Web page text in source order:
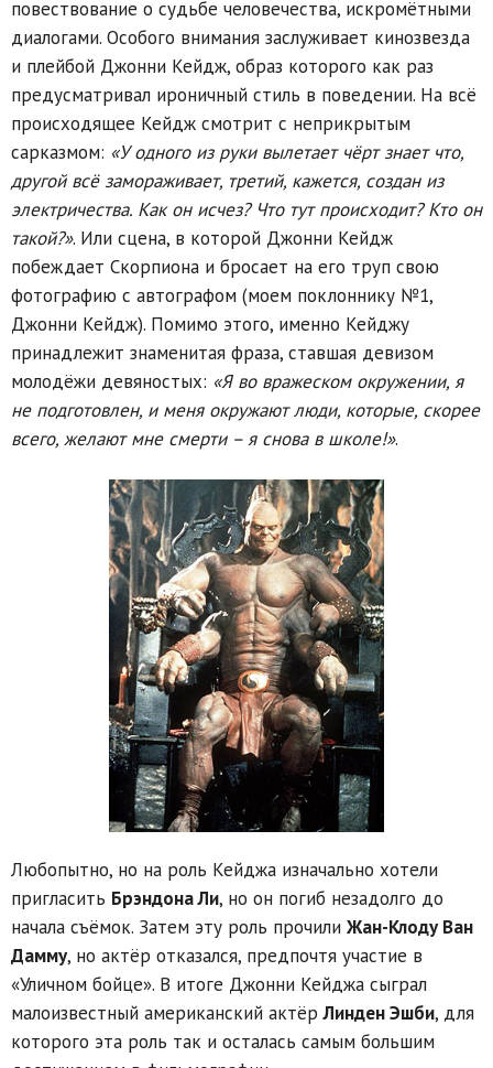
повествование о судьбе человечества, искромётными
диалогами. Особого внимания заслуживает кинозвезда
и плейбой Джонни Кейдж, образ которого как раз
предусматривал ироничный стиль в поведении. На всё
происходящее Кейдж смотрит с неприкрытым
сарказмом: «У одного из руки вылетает чёрт знает что,
другой всё замораживает, третий, кажется, создан из
электричества. Как он исчез? Что тут происходит? Кто он
такой?». Или сцена, в которой Джонни Кейдж
побеждает Скорпиона и бросает на его труп свою
фотографию с автографом (моем поклоннику №1,
Джонни Кейдж). Помимо этого, именно Кейджу
принадлежит знаменитая фраза, ставшая девизом
молодёжи девяностых: «Я во вражеском окружении, я
не подготовлен, и меня окружают люди, которые, скорее
всего, желают мне смерти – я снова в школе!».
Любопытно, но на роль Кейджа изначально хотели
пригласить Брэндона Ли, но он погиб незадолго до
начала съёмок. Затем эту роль прочили Жан-Клоду Ван
Дамму, но актёр отказался, предпочтя участие в
«Уличном бойце». В итоге Джонни Кейджа сыграл
малоизвестный американский актёрЛинден Эшби, для
которого эта роль так и осталась самым большим